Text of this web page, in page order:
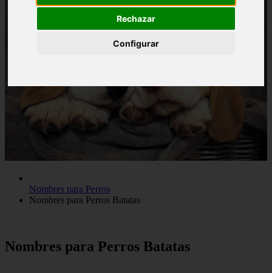
Rechazar
Configurar
Nombres para Perros
Nombres para Perros Batatas
Nombres para Perros Batatas